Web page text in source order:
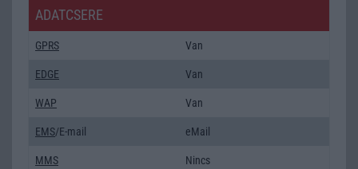
ADATCSERE
GPRS Van
EDGE Van
WAP Van
EMS/E-mail eMail
MMS Nincs